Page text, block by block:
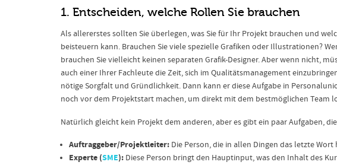
1. Entscheiden, welche Rollen Sie brauchen
Als allererstes sollten Sie überlegen, was Sie für Ihr Projekt brauchen und
beisteuern kann. Brauchen Sie viele spezielle Grafiken oder Illustrationen?
brauchen Sie vielleicht keinen separaten Grafik-Designer. Aber wenn nicht,
auch einer Ihrer Fachleute die Zeit, sich im Qualitätsmanagement
nötige Sorgfalt und Gründlichkeit. Dann kann er diese Aufgabe in
noch vor dem Projektstart machen, um direkt mit dem bestmöglichen Team
Natürlich gleicht kein Projekt dem anderen, aber es gibt ein paar Aufgaben,
Auftraggeber/Projektleiter: Die Person, die in allen Dingen das letzte Wort
Experte (SME): Diese Person bringt den Hauptinput, was den Inhalt des